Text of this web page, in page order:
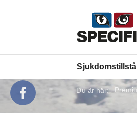
Du är här: